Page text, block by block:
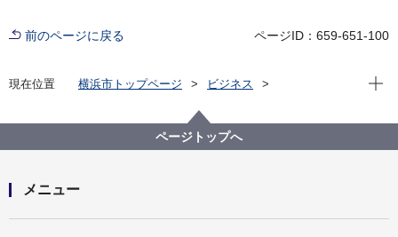
前のページに戻る ページID：659-651-100
現在位置 横浜市トップページ
ビジネス
公共建築写真集
公共建築写真集
平成28年度 完成施設
現在
ページトップへ
メニュー